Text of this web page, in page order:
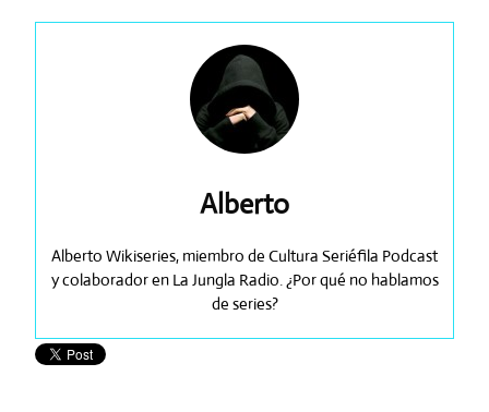
Alberto
Alberto Wikiseries, miembro de Cultura Seriéfila Podcast
y colaborador en La Jungla Radio. ¿Por qué no hablamos
de series?